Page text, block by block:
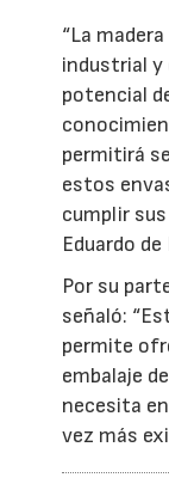
“La
industrial y
potencial
permitirá
estos
cumplir
Eduardo
Por su
señaló:
permite
embalaje
necesita
vez más